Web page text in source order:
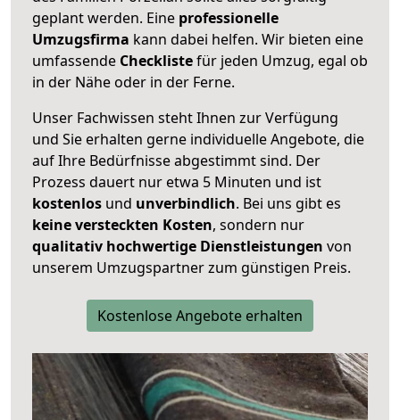
geplant werden. Eine professionelle
Umzugsfirma kann dabei helfen. Wir bieten eine
umfassende Checklistefür jeden Umzug, egal ob
in der Nähe oder in der Ferne.
Unser Fachwissen steht Ihnen zur Verfügung
und Sie erhalten gerne individuelle Angebote, die
auf Ihre Bedürfnisse abgestimmt sind. Der
Prozess dauert nur etwa 5 Minuten und ist
kostenlos und unverbindlich. Bei uns gibt es
keine versteckten Kosten, sondern nur
qualitativ hochwertige Dienstleistungen von
unserem Umzugspartner zum günstigen Preis.
Kostenlose Angebote erhalten